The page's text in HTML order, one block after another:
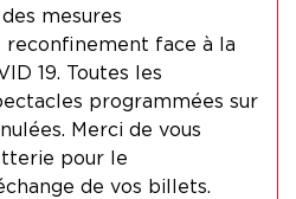
mesures
reconfinement face à la
19. Toutes les
programmées sur
Merci de vous
pour le
de vos billets.